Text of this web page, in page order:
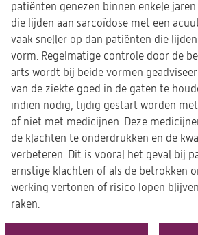
patiënten genezen binnen enkele
die lijden aan sarcoïdose met een
vaak sneller op dan patiënten die
vorm. Regelmatige controle door de
arts wordt bij beide vormen
van de ziekte goed in de gaten te
indien nodig, tijdig gestart worden
of niet met medicijnen. Deze
de klachten te onderdrukken en de
verbeteren. Dit is vooral het geval bij
ernstige klachten of als de betrokken
werking vertonen of risico lopen
raken.